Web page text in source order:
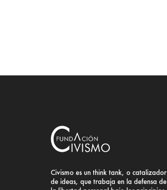
Civismo es un think tank, o catalizador
de ideas, que trabaja en la defensa de